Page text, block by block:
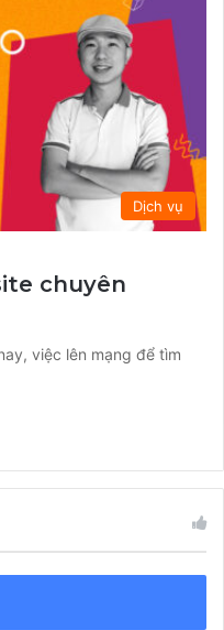
Dịch vụ
chuyên
việc lên mạng để tìm